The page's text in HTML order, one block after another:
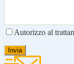
Autorizzo al